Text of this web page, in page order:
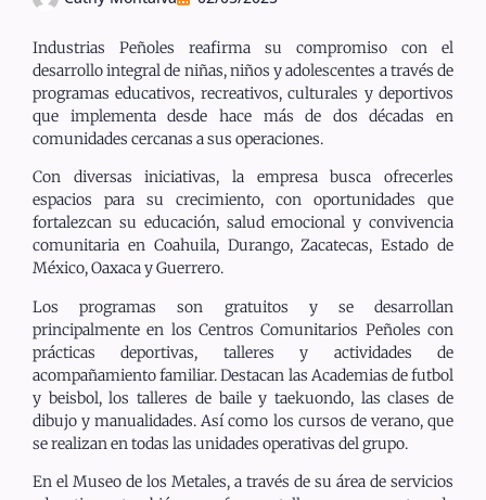
Industrias Peñoles reafirma su compromiso con el
desarrollo integral de niñas, niños y adolescentes a través de
programas educativos, recreativos, culturales y deportivos
que implementa desde hace más de dos décadas en
comunidades cercanas a sus operaciones.
Con diversas iniciativas, la empresa busca ofrecerles
espacios para su crecimiento, con oportunidades que
fortalezcan su educación, salud emocional y convivencia
comunitaria en Coahuila, Durango, Zacatecas, Estado de
México, Oaxaca y Guerrero.
Los programas son gratuitos y se desarrollan
principalmente en los Centros Comunitarios Peñoles con
prácticas deportivas, talleres y actividades de
acompañamiento familiar. Destacan las Academias de futbol
y beisbol, los talleres de baile y taekuondo, las clases de
dibujo y manualidades. Así como los cursos de verano, que
se realizan en todas las unidades operativas del grupo.
En el Museo de los Metales, a través de su área de servicios